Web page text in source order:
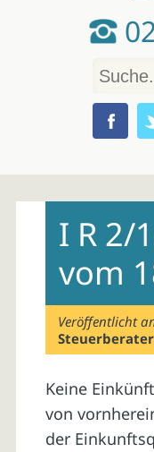
contentI R 2/
vom
Veröffentlicht
Keine
von
der